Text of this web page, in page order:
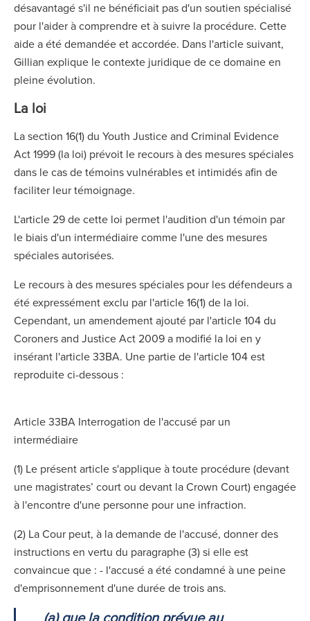
désavantagé s'il ne bénéficiait pas d'un soutien spécialisé
pour l'aider à comprendre et à suivre la procédure. Cette
aide a été demandée et accordée. Dans l'article suivant,
Gillian explique le contexte juridique de ce domaine en
pleine évolution.
La loi
La section 16(1) du Youth Justice and Criminal Evidence
Act 1999 (la loi) prévoit le recours à des mesures spéciales
dans le cas de témoins vulnérables et intimidés afin de
faciliter leur témoignage.
L'article 29 de cette loi permet l'audition d'un témoin par
le biais d'un intermédiaire comme l'une des mesures
spéciales autorisées.
Le recours à des mesures spéciales pour les défendeurs a
été expressément exclu par l'article 16(1) de la loi.
Cependant, un amendement ajouté par l'article 104 du
Coroners and Justice Act 2009 a modifié la loi en y
insérant l'article 33BA. Une partie de l'article 104 est
reproduite ci-dessous :
Article 33BA Interrogation de l'accusé par un
intermédiaire
(1) Le présent article s'applique à toute procédure (devant
une magistrates’ court ou devant la Crown Court) engagée
à l'encontre d'une personne pour une infraction.
(2) La Cour peut, à la demande de l'accusé, donner des
instructions en vertu du paragraphe (3) si elle est
convaincue que : - l'accusé a été condamné à une peine
d'emprisonnement d'une durée de trois ans.